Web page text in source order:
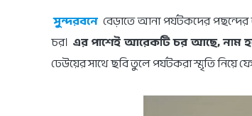
সুন্দরবনে বেড়াতে আনা পর্যটকদের
চর। এর পাশেই আরেকটি চর আছে, নাম
ঢেউয়ের সাথে ছবি তুলে পর্যটকরা স্মৃতি নিয়ে